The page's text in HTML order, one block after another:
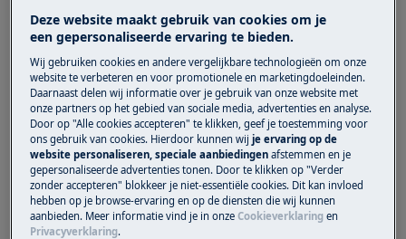
het stopcontact voordat u enige reparatie of
onderhoud uitvoert.
Deze website maakt gebruik van cookies om je
een gepersonaliseerde ervaring te bieden.
Wij gebruiken cookies en andere vergelijkbare technologieën om onze
website te verbeteren en voor promotionele en marketingdoeleinden.
Daarnaast delen wij informatie over je gebruik van onze website met
onze partners op het gebied van sociale media, advertenties en analyse.
Door op "Alle cookies accepteren" te klikken, geef je toestemming voor
ons gebruik van cookies. Hierdoor kunnen wijje ervaring op de
website personaliseren, speciale aanbiedingen afstemmen en je
gepersonaliseerde advertenties tonen. Door te klikken op "Verder
zonder accepteren" blokkeer je niet-essentiële cookies. Dit kan invloed
hebben op je browse-ervaring en op de diensten die wij kunnen
aanbieden. Meer informatie vind je in onzeCookieverklaring en
Privacyverklaring.